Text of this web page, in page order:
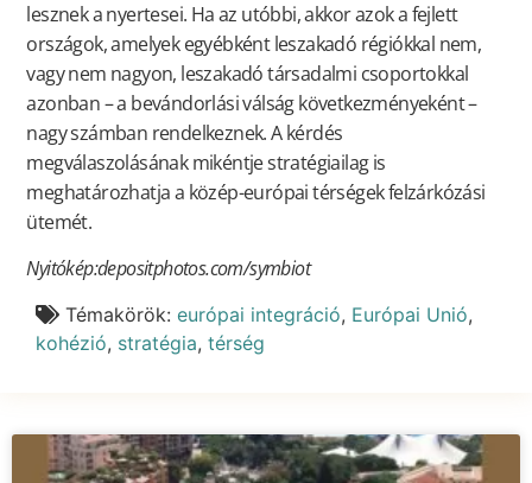
lesznek a nyertesei. Ha az utóbbi, akkor azok a fejlett
országok, amelyek egyébként leszakadó régiókkal nem,
vagy nem nagyon, leszakadó társadalmi csoportokkal
azonban – a bevándorlási válság következményeként –
nagy számban rendelkeznek. A kérdés
megválaszolásának mikéntje stratégiailag is
meghatározhatja a közép-európai térségek felzárkózási
ütemét.
Nyitókép:depositphotos.com/symbiot
Témakörök: európai integráció, Európai Unió,
kohézió, stratégia, térség